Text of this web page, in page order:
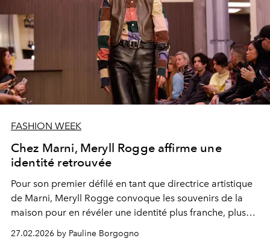
FASHION WEEK
Chez Marni, Meryll Rogge affirme une
identité retrouvée
Pour son premier défilé en tant que directrice artistique
de Marni, Meryll Rogge convoque les souvenirs de la
maison pour en révéler une identité plus franche, plus
instinctive, intensément contemporaine.
27.02.2026 by Pauline Borgogno